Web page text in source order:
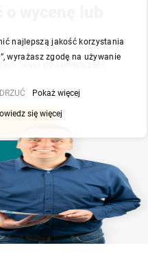
wycenę lub
Nasi doświadczeni
najlepszą jakość korzystania
wyrażasz zgodę na używanie
Pokaż więcej
się więcej